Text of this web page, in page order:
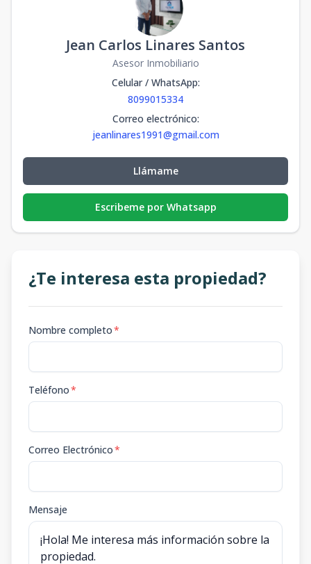
Jean Carlos Linares Santos
Asesor Inmobiliario
Celular / WhatsApp:
8099015334
Correo electrónico:
jeanlinares1991@gmail.com
Llámame
Escribeme por Whatsapp
¿Te interesa esta propiedad?
Nombre completo*
Teléfono*
Correo Electrónico*
Mensaje